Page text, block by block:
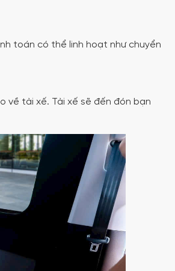
toán có thể linh hoạt như chuyển
về tài xế. Tài xế sẽ đến đón bạn